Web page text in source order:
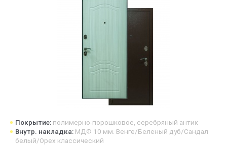
Покрытие: полимерно-порошковое, серебряный антик
Внутр. накладка: МДФ 10 мм. Венге/Беленый дуб/Сандал
белый/Орех классический